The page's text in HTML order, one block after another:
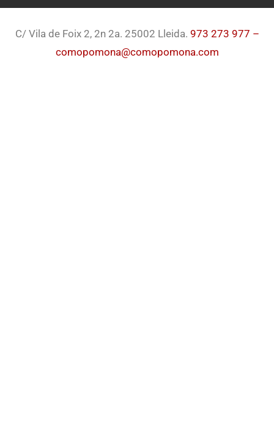
C/ Vila de Foix 2, 2n 2a. 25002 Lleida. 973 273 977 –
comopomona@comopomona.com